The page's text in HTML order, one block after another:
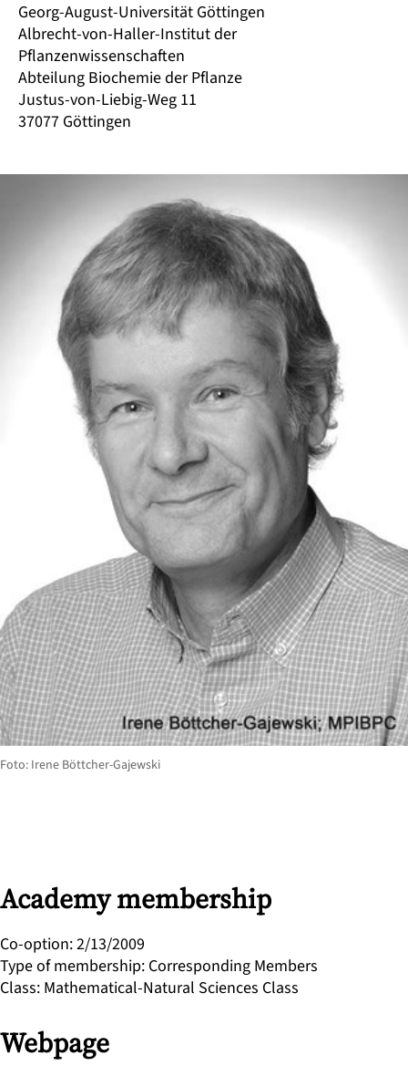
Academy membership
Co-option:2/13/2009
Type of membership: Corresponding Members
Class: Mathematical-Natural Sciences Class
Webpage
Georg-August-Universität Göttingen
Albrecht-von-Haller-Institut der
Pflanzenwissenschaften
Abteilung Biochemie der Pflanze
Justus-von-Liebig-Weg 11
37077 Göttingen
Foto: Irene Böttcher-Gajewski